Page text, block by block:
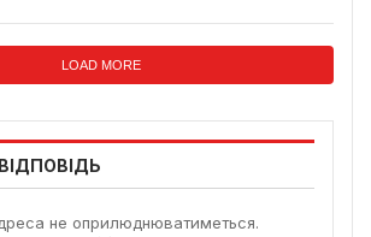
LOAD MORE
не оприлюднюватиметься.